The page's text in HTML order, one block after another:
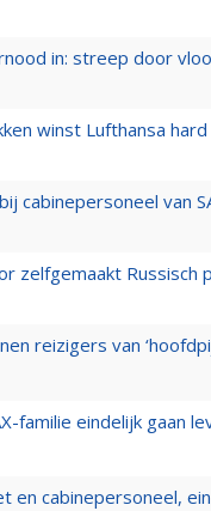
in: streep door
winst Lufthansa
cabinepersoneel van
zelfgemaakt Russisch
reizigers van
familie eindelijk gaan
en cabinepersoneel,